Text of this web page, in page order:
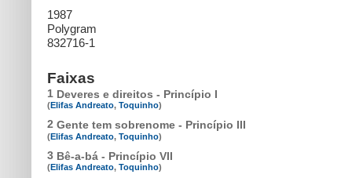
1987
Polygram
832716-1
Faixas
1 Deveres e direitos - Princípio I
(Elifas Andreato, Toquinho)
2 Gente tem sobrenome - Princípio III
(Elifas Andreato, Toquinho)
3 Bê-a-bá - Princípio VII
(Elifas Andreato, Toquinho)